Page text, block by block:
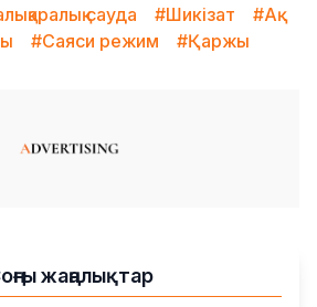
сауда #Шикізат
#Ақ
#Саяси режим #Қаржы
жаңалықтар